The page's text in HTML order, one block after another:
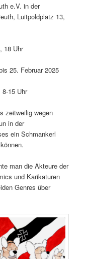
e.V. in der
Luitpoldplatz 13,
18 Uhr
25. Februar 2025
8-15 Uhr
zeitweilig wegen
in der
ein Schmankerl
man die Akteure der
und Karikaturen
Genres über